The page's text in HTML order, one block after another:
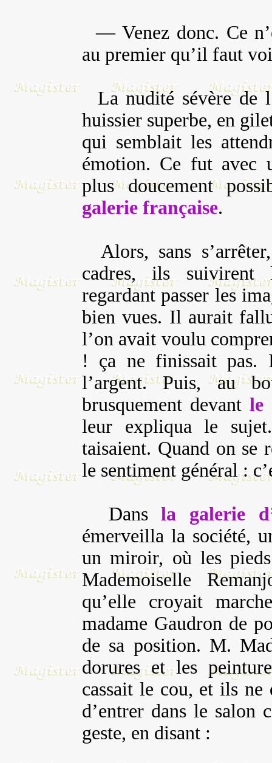
— Venez donc. Ce
au premier qu’il faut
La nudité sévère de
huissier superbe, en
qui semblait les
émotion. Ce fut avec
plus doucement
galerie française.
Alors, sans
cadres, ils suivirent
regardant passer les
bien vues. Il aurait
l’on avait voulu
! ça ne finissait
l’argent. Puis, au
brusquement devantle
leur expliqua le
taisaient. Quand on se
le sentiment général :
Dansla galerie
émerveilla la société,
un miroir, où les
Mademoiselle
qu’elle croyait
madame Gaudron de
de sa position. M.
dorures et les
cassait le cou, et ils
d’entrer dans le salon
geste, en disant :